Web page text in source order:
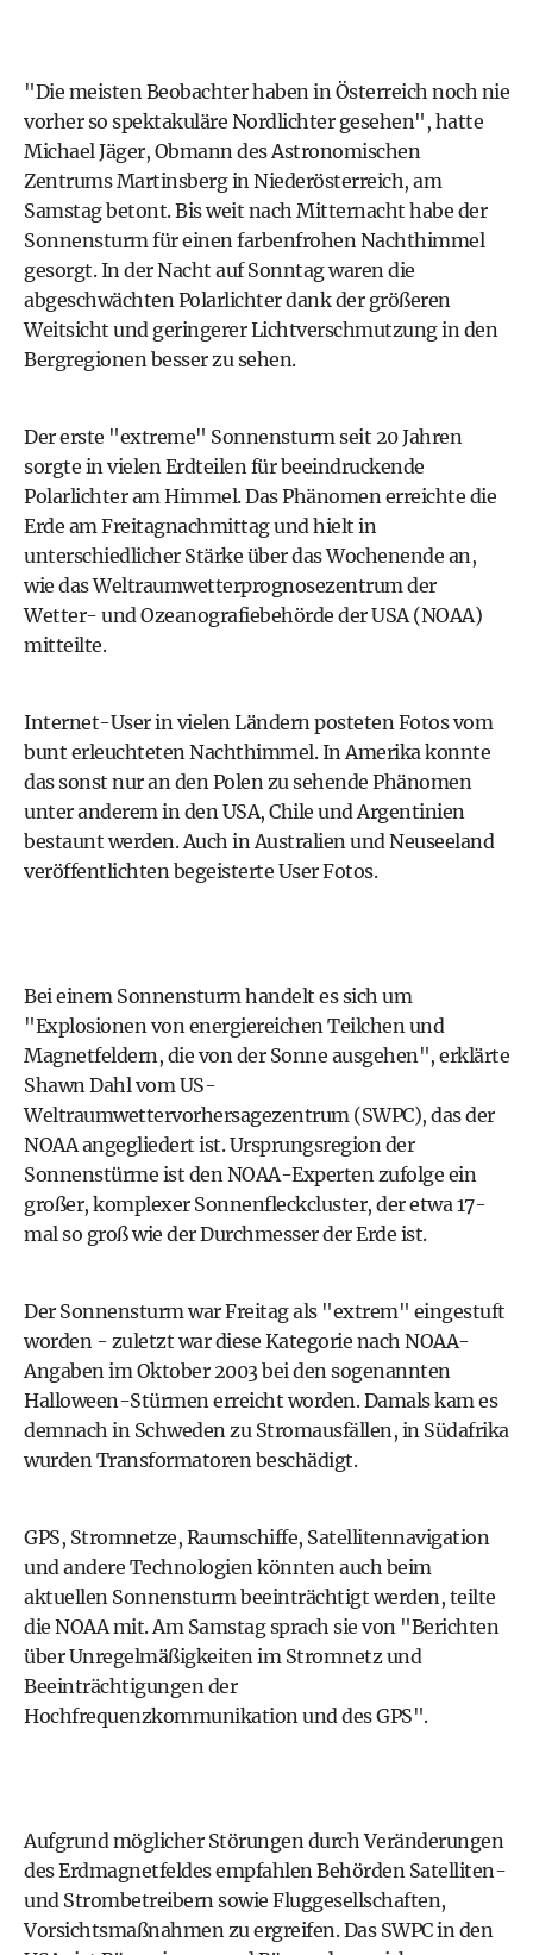
"Die meisten Beobachter haben in Österreich noch nie
vorher so spektakuläre Nordlichter gesehen", hatte
Michael Jäger, Obmann des Astronomischen
Zentrums Martinsberg in Niederösterreich, am
Samstag betont. Bis weit nach Mitternacht habe der
Sonnensturm für einen farbenfrohen Nachthimmel
gesorgt. In der Nacht auf Sonntag waren die
abgeschwächten Polarlichter dank der größeren
Weitsicht und geringerer Lichtverschmutzung in den
Bergregionen besser zu sehen.
Der erste "extreme" Sonnensturm seit 20 Jahren
sorgte in vielen Erdteilen für beeindruckende
Polarlichter am Himmel. Das Phänomen erreichte die
Erde am Freitagnachmittag und hielt in
unterschiedlicher Stärke über das Wochenende an,
wie das Weltraumwetterprognosezentrum der
Wetter- und Ozeanografiebehörde der USA (NOAA)
mitteilte.
Internet-User in vielen Ländern posteten Fotos vom
bunt erleuchteten Nachthimmel. In Amerika konnte
das sonst nur an den Polen zu sehende Phänomen
unter anderem in den USA, Chile und Argentinien
bestaunt werden. Auch in Australien und Neuseeland
veröffentlichten begeisterte User Fotos.
Bei einem Sonnensturm handelt es sich um
"Explosionen von energiereichen Teilchen und
Magnetfeldern, die von der Sonne ausgehen", erklärte
Shawn Dahl vom US-
Weltraumwettervorhersagezentrum (SWPC), das der
NOAA angegliedert ist. Ursprungsregion der
Sonnenstürme ist den NOAA-Experten zufolge ein
großer, komplexer Sonnenfleckcluster, der etwa 17-
mal so groß wie der Durchmesser der Erde ist.
Der Sonnensturm war Freitag als "extrem" eingestuft
worden - zuletzt war diese Kategorie nach NOAA-
Angaben im Oktober 2003 bei den sogenannten
Halloween-Stürmen erreicht worden. Damals kam es
demnach in Schweden zu Stromausfällen, in Südafrika
wurden Transformatoren beschädigt.
GPS, Stromnetze, Raumschiffe, Satellitennavigation
und andere Technologien könnten auch beim
aktuellen Sonnensturm beeinträchtigt werden, teilte
die NOAA mit. Am Samstag sprach sie von "Berichten
über Unregelmäßigkeiten im Stromnetz und
Beeinträchtigungen der
Hochfrequenzkommunikation und des GPS".
Aufgrund möglicher Störungen durch Veränderungen
des Erdmagnetfeldes empfahlen Behörden Satelliten-
und Strombetreibern sowie Fluggesellschaften,
Vorsichtsmaßnahmen zu ergreifen. Das SWPC in den